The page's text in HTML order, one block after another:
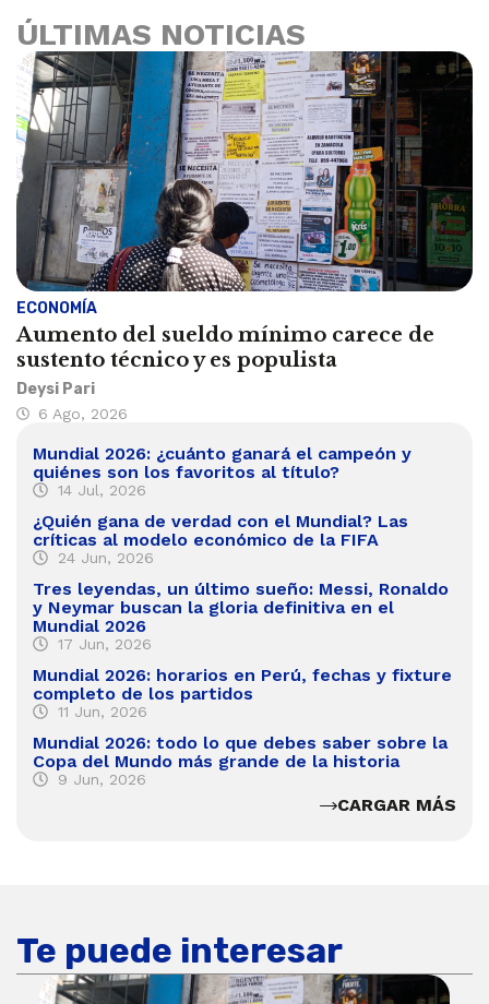
ÚLTIMAS NOTICIAS
ECONOMÍA
Aumento del sueldo mínimo carece de
sustento técnico y es populista
Deysi Pari
6 Ago, 2026
Mundial 2026: ¿cuánto ganará el campeón y
quiénes son los favoritos al título?
14 Jul, 2026
¿Quién gana de verdad con el Mundial? Las
críticas al modelo económico de la FIFA
24 Jun, 2026
Tres leyendas, un último sueño: Messi, Ronaldo
y Neymar buscan la gloria definitiva en el
Mundial 2026
17 Jun, 2026
Mundial 2026: horarios en Perú, fechas y fixture
completo de los partidos
11 Jun, 2026
Mundial 2026: todo lo que debes saber sobre la
Copa del Mundo más grande de la historia
9 Jun, 2026
CARGAR MÁS
Te puede interesar